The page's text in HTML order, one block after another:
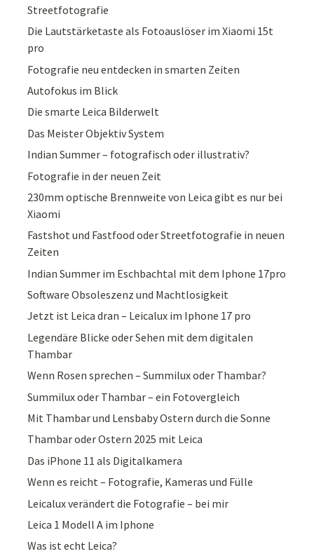
Streetfotografie
Die Lautstärketaste als Fotoauslöser im Xiaomi 15t
pro
Fotografie neu entdecken in smarten Zeiten
Autofokus im Blick
Die smarte Leica Bilderwelt
Das Meister Objektiv System
Indian Summer – fotografisch oder illustrativ?
Fotografie in der neuen Zeit
230mm optische Brennweite von Leica gibt es nur bei
Xiaomi
Fastshot und Fastfood oder Streetfotografie in neuen
Zeiten
Indian Summer im Eschbachtal mit dem Iphone 17pro
Software Obsoleszenz und Machtlosigkeit
Jetzt ist Leica dran – Leicalux im Iphone 17 pro
Legendäre Blicke oder Sehen mit dem digitalen
Thambar
Wenn Rosen sprechen – Summilux oder Thambar?
Summilux oder Thambar – ein Fotovergleich
Mit Thambar und Lensbaby Ostern durch die Sonne
Thambar oder Ostern 2025 mit Leica
Das iPhone 11 als Digitalkamera
Wenn es reicht – Fotografie, Kameras und Fülle
Leicalux verändert die Fotografie – bei mir
Leica 1 Modell A im Iphone
Was ist echt Leica?